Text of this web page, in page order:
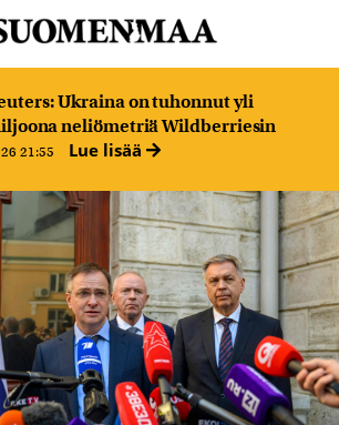
Ukraina on tuhonnut yli
neliömetriä Wildberriesin
21:55 Lue lisää